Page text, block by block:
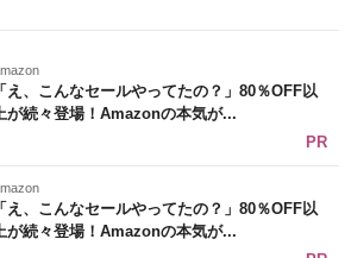
「え、こんなセールやってたの？」80％OFF以
が続々登場！Amazonの本気が...
PR
「え、こんなセールやってたの？」80％OFF以
が続々登場！Amazonの本気が...